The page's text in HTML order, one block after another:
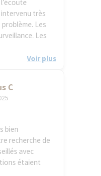
très
Les
Les
Voir plus
C
bien
recherche de
avec
étaient